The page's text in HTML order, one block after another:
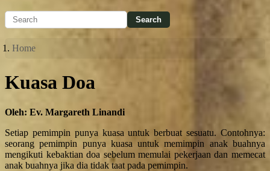
Home
Kuasa Doa
Oleh: Ev. Margareth Linandi
Setiap pemimpin punya kuasa untuk berbuat sesuatu. Contohnya:
seorang pemimpin punya kuasa untuk memimpin anak buahnya
mengikuti kebaktian doa sebelum memulai pekerjaan dan memecat
anak buahnya jika dia tidak taat pada pemimpin.